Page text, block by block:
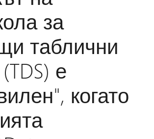
за
таблични
е
когато